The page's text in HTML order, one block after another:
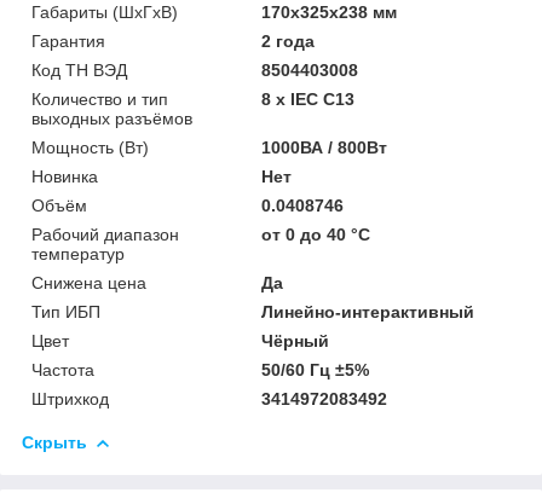
Габариты (ШхГхВ)
170x325x238 мм
Гарантия
2 года
Код ТН ВЭД
8504403008
Количество и тип
выходных разъёмов
8 х IEC C13
Мощность (Bт)
1000ВА / 800Вт
Новинка
Нет
Объём
0.0408746
Рабочий диапазон
температур
от 0 до 40 °С
Снижена цена
Да
Тип ИБП
Линейно-интерактивный
Цвет
Чёрный
Частота
50/60 Гц ±5%
Штрихкод
3414972083492
Скрыть